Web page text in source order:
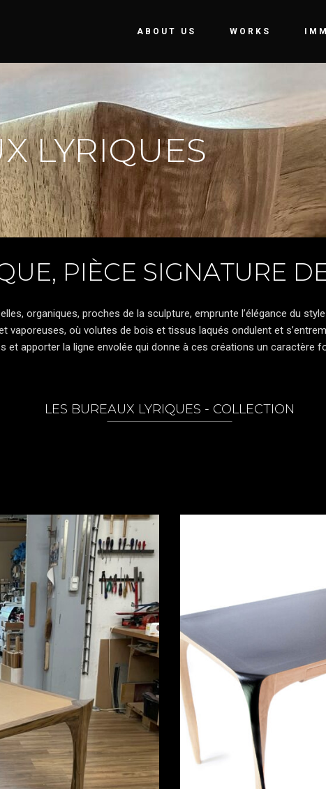
ABOUT US WORKS
LYRIQUES
PIÈCE SIGNATURE
organiques, proches de la sculpture, emprunte l’élégance du
où volutes de bois et tissus laqués ondulent et
et apporter la ligne envolée qui donne à ces créations un caractère
LES BUREAUX LYRIQUES - COLLECTION